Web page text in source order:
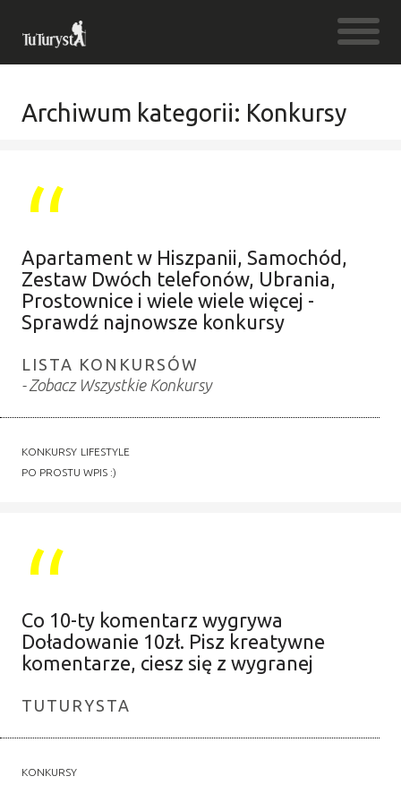
Archiwum kategorii: Konkursy
Apartament w Hiszpanii, Samochód,
Zestaw Dwóch telefonów, Ubrania,
Prostownice i wiele wiele więcej -
Sprawdź najnowsze konkursy
LISTA KONKURSÓW
Zobacz Wszystkie Konkursy
KONKURSY LIFESTYLE
PO PROSTU WPIS :)
Co 10-ty komentarz wygrywa
Doładowanie 10zł. Pisz kreatywne
komentarze, ciesz się z wygranej
TUTURYSTA
KONKURSY